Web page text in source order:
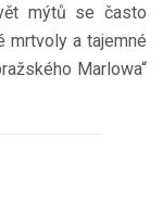
mýtů se často
mrtvoly a tajemné
Marlowa“